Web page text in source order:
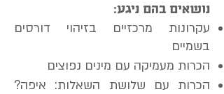
נושאים בהם ניגע:
עקרונות מרכזיים בזיהוי דורסים
בשמיים
הכרות מעמיקה עם מינים נפוצים
הכרות עם שלושת השאלות: איפה?